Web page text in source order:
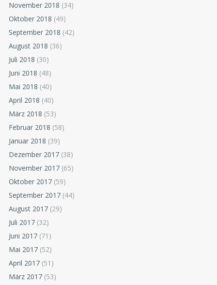
November 2018 (34)
Oktober 2018 (49)
September 2018 (42)
August 2018 (36)
Juli 2018 (30)
Juni 2018 (48)
Mai 2018 (40)
April 2018 (40)
März 2018 (53)
Februar 2018 (58)
Januar 2018 (39)
Dezember 2017 (38)
November 2017 (65)
Oktober 2017 (59)
September 2017 (44)
August 2017 (29)
Juli 2017 (32)
Juni 2017 (71)
Mai 2017 (52)
April 2017 (51)
März 2017 (53)